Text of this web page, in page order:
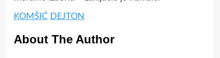
KOMŠIĆ DEJTON
About The Author